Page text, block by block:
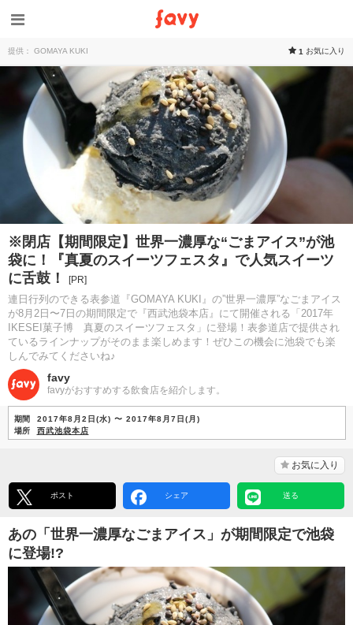
提供： GOMAYA KUKI 1 お気に入り
※閉店【期間限定】世界一濃厚な“ごまアイス”が池
袋に！『真夏のスイーツフェスタ』で人気スイーツ
に舌鼓！
[PR]
連日行列のできる表参道『GOMAYA KUKI』の”世界一濃厚”なごまアイス
が8月2日〜7日の期間限定で『西武池袋本店』にて開催される「2017年
IKESEI菓子博 真夏のスイーツフェスタ」に登場！表参道店で提供され
ているラインナップがそのまま楽しめます！ぜひこの機会に池袋でも楽
しんでみてくださいね♪
favy
favyがおすすめする飲食店を紹介します。
期間
2017年8月2日(水) 〜 2017年8月7日(月)
場所
西武池袋本店
お気に入り
ポスト シェア 送る
あの「世界一濃厚なごまアイス」が期間限定で池袋
に登場!?